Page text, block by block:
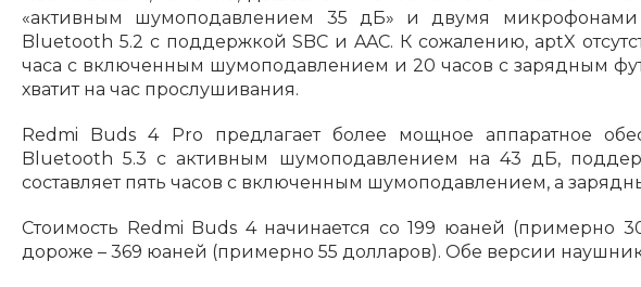
25%
25 %
«активным шумоподавлением 35 дБ» и двумя
Bluetooth 5.2 с поддержкой SBC и AAC. К сожалению, aptX
часа с включенным шумоподавлением и 20 часов с зарядным
хватит на час прослушивания.
Redmi Buds 4 Pro предлагает более мощное аппаратное
Bluetooth 5.3 с активным шумоподавлением на 43 дБ,
составляет пять часов с включенным шумоподавлением, а
Стоимость Redmi Buds 4 начинается со 199 юаней (примерно
дороже – 369 юаней (примерно 55 долларов). Обе версии